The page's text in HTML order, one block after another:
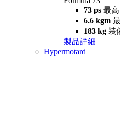
73 ps 最
6.6 kgm
183 kg 装
製品詳細
Hypermotard